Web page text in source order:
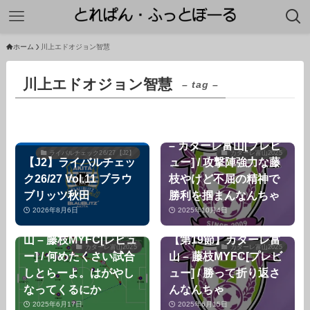
ホーム 川上エドオジョン智慧
川上エドオジョン智慧 – tag –
ライバルチェック26/27【J2】
【J2】ライバルチェッ
ク26/27 Vol.11 ブラウ
ブリッツ秋田
2026年8月6日
カターレ富山2025
– カターレ富山[プレビ
ュー] / 攻撃陣強力な藤
枝やけど不屈の精神で
勝利を掴まんなんちゃ
2025年10月4日
カターレ富山2025
【第19節】カターレ富
山 – 藤枝MYFC[レビュ
ー] / 何めたくさい試合
しとらーよ。はがやし
なってくるにか
2025年6月17日
カターレ富山2025
【第19節】カターレ富
山 – 藤枝MYFC[プレビ
ュー] / 勝って折り返さ
んなんちゃ
2025年6月15日